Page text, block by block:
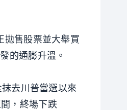
拋售股票並大舉買
的通膨升溫。
去川普當選以來
，終場下跌